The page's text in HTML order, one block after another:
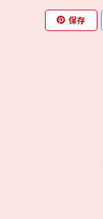
アンダーウェア・靴下
インテリア小物
にこぺ編集部
保存